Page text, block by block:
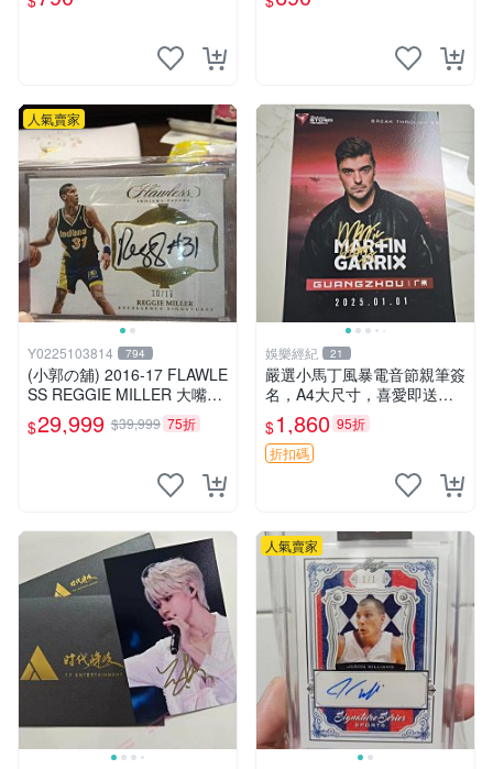
人氣賣家
Y0225103814 794
(小郭の舖) 2016-17 FLAWLE
SS REGGIE MILLER 大嘴米
勒 簽名卡 卡面簽 溜馬隊 限
量10張 尾號
$29,999 $39,999 75折
娛樂經紀 21
嚴選小馬丁風暴電音節親筆簽
名，A4大尺寸，喜愛即送裝
裱相框 小馬丁 簽名 相框
$1,860 95折
折扣碼
人氣賣家